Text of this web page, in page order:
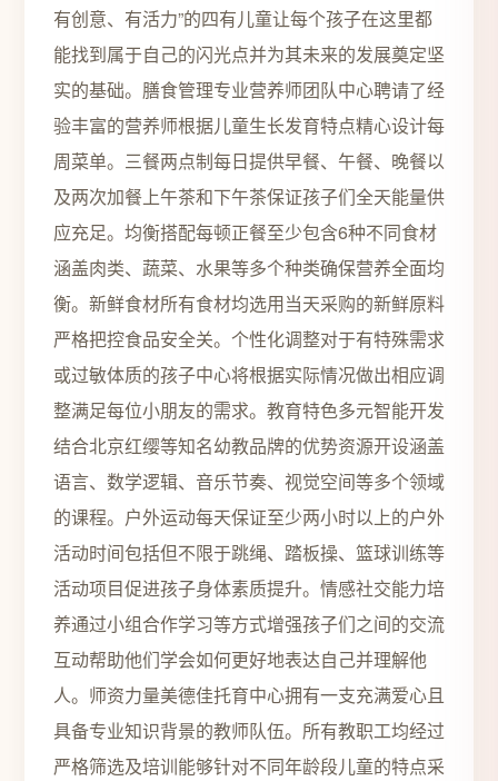
有创意、有活力”的四有儿童让每个孩子在这里都
能找到属于自己的闪光点并为其未来的发展奠定坚
实的基础。膳食管理专业营养师团队中心聘请了经
验丰富的营养师根据儿童生长发育特点精心设计每
周菜单。三餐两点制每日提供早餐、午餐、晚餐以
及两次加餐上午茶和下午茶保证孩子们全天能量供
应充足。均衡搭配每顿正餐至少包含6种不同食材
涵盖肉类、蔬菜、水果等多个种类确保营养全面均
衡。新鲜食材所有食材均选用当天采购的新鲜原料
严格把控食品安全关。个性化调整对于有特殊需求
或过敏体质的孩子中心将根据实际情况做出相应调
整满足每位小朋友的需求。教育特色多元智能开发
结合北京红缨等知名幼教品牌的优势资源开设涵盖
语言、数学逻辑、音乐节奏、视觉空间等多个领域
的课程。户外运动每天保证至少两小时以上的户外
活动时间包括但不限于跳绳、踏板操、篮球训练等
活动项目促进孩子身体素质提升。情感社交能力培
养通过小组合作学习等方式增强孩子们之间的交流
互动帮助他们学会如何更好地表达自己并理解他
人。师资力量美德佳托育中心拥有一支充满爱心且
具备专业知识背景的教师队伍。所有教职工均经过
严格筛选及培训能够针对不同年龄段儿童的特点采